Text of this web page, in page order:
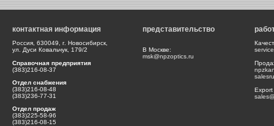
контактная информация
Россия, 630049, г. Новосибирск,
ул. Дуси Ковальчук, 179/2
Справочная предприятия
(383)216-08-37
Отдел снабжения
(383)216-08-48
(383)236-77-31
Отдел продаж
(383)225-58-96
(383)216-08-15
представительство
В Москве:
msk@npzoptics.ru